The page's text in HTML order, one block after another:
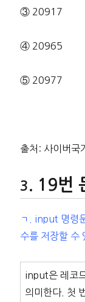
③ 20917
④ 20965
⑤ 20977
출처: 사이버국
19번
ㄱ. input 명령
수를 저장할 수
input은 레코
의미한다. 첫